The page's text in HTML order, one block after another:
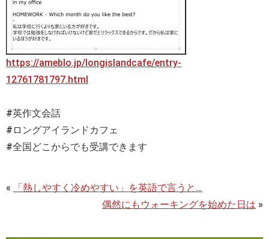
https://ameblo.jp/longislandcafe/entry-
12761781797.html
#英作文会話
#ロングアイランドカフェ
#全国どこからでも受講できます
«
「熱しやすく冷めやすい」を英語で言うと…
偶然にもウォーキングを始めた日は »